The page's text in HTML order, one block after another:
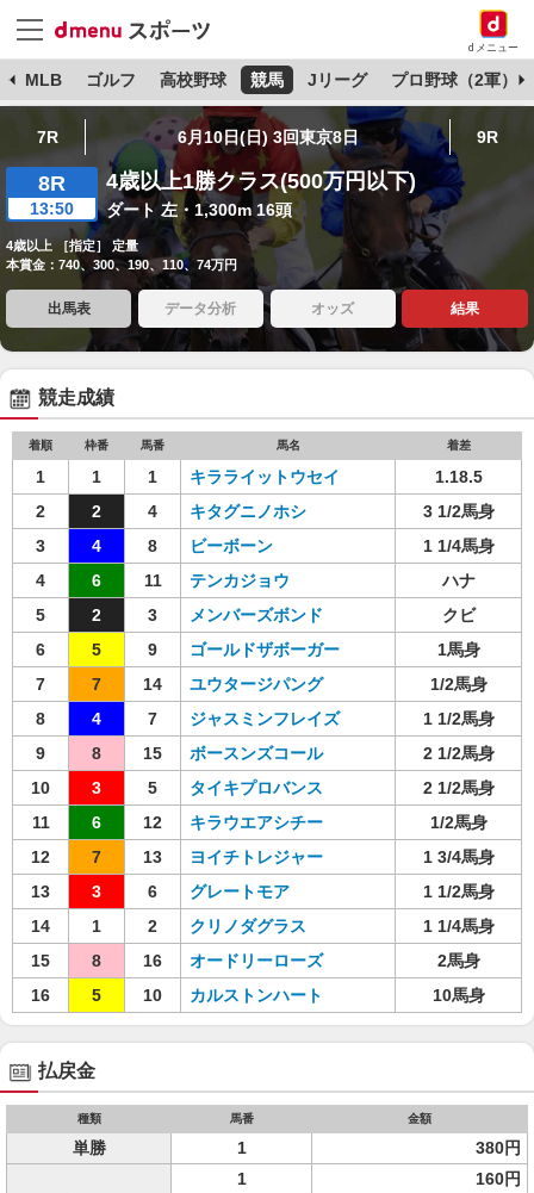
dメニュー
MLB ゴルフ 高校野球 競馬 Jリーグ プロ野球（2軍）
7R 6月10日(日) 3回東京8日 9R
8R
13:50
4歳以上1勝クラス(500万円以下)
ダート 左・1,300m 16頭
4歳以上 ［指定］ 定量
本賞金：740、300、190、110、74万円
出馬表 データ分析 オッズ 結果
競走成績
着順 枠番 馬番 馬名 着差
1 1 1 キラライットウセイ
1.18.5
2
2 4 キタグニノホシ
3 1/2馬身
3
4 8 ビーボーン
1 1/4馬身
4
6 11 テンカジョウ
ハナ
5
2 3 メンバーズボンド
クビ
6
5 9 ゴールドザボーガー
1馬身
7
7 14 ユウタージパング
1/2馬身
8
4 7 ジャスミンフレイズ
1 1/2馬身
9
8 15 ボースンズコール
2 1/2馬身
10
3 5 タイキプロバンス
2 1/2馬身
11
6 12 キラウエアシチー
1/2馬身
12
7 13 ヨイチトレジャー
1 3/4馬身
13
3 6 グレートモア
1 1/2馬身
14
1 2 クリノダグラス
1 1/4馬身
15
8 16 オードリーローズ
2馬身
16
5 10 カルストンハート 10馬身
払戻金
種類 馬番 金額
単勝 1 380円
1
160円